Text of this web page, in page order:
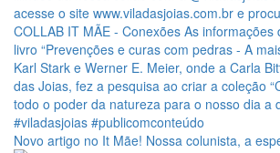
Novo artigo no It Mãe! Nossa colunista, a